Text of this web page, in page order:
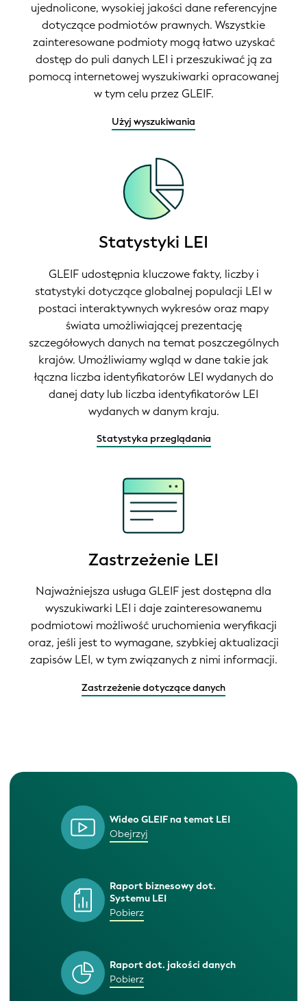
ujednolicone, wysokiej jakości dane referencyjne
dotyczące podmiotów prawnych. Wszystkie
zainteresowane podmioty mogą łatwo uzyskać
dostęp do puli danych LEI i przeszukiwać ją za
pomocą internetowej wyszukiwarki opracowanej
w tym celu przez GLEIF.
Użyj wyszukiwania
Statystyki LEI
GLEIF udostępnia kluczowe fakty, liczby i
statystyki dotyczące globalnej populacji LEI w
postaci interaktywnych wykresów oraz mapy
świata umożliwiającej prezentację
szczegółowych danych na temat poszczególnych
krajów. Umożliwiamy wgląd w dane takie jak
łączna liczba identyfikatorów LEI wydanych do
danej daty lub liczba identyfikatorów LEI
wydanych w danym kraju.
Statystyka przeglądania
Zastrzeżenie LEI
Najważniejsza usługa GLEIF jest dostępna dla
wyszukiwarki LEI i daje zainteresowanemu
podmiotowi możliwość uruchomienia weryfikacji
oraz, jeśli jest to wymagane, szybkiej aktualizacji
zapisów LEI, w tym związanych z nimi informacji.
Zastrzeżenie dotyczące danych
Wideo GLEIF na temat LEI
Obejrzyj
Raport biznesowy dot.
Systemu LEI
Pobierz
Raport dot. jakości danych
Pobierz